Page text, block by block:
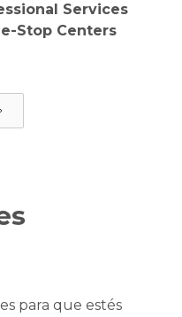
Services
Stop Centers
para que estés